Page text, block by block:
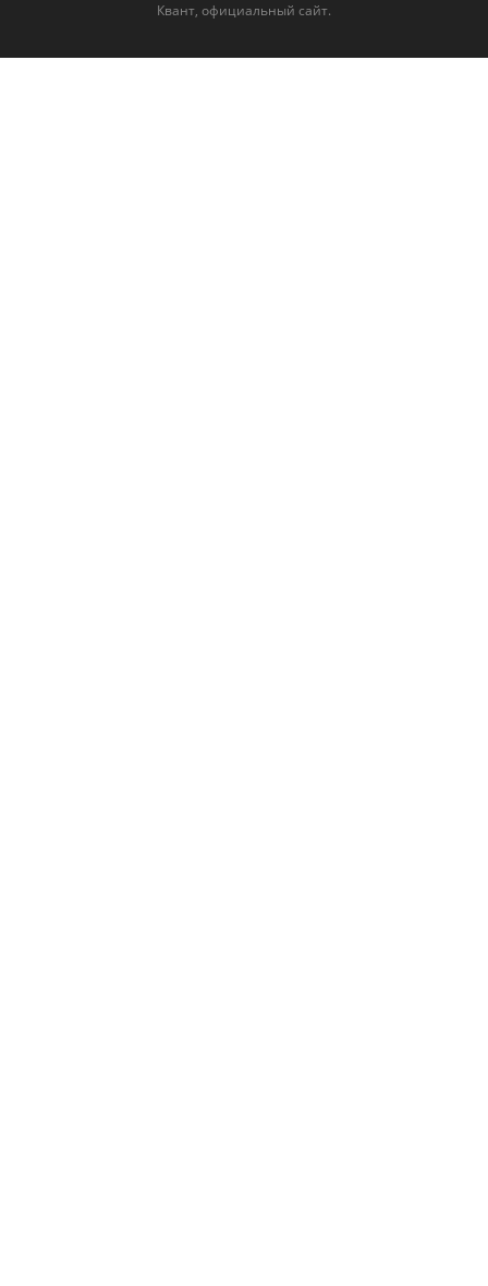
Квант, официальный сайт.